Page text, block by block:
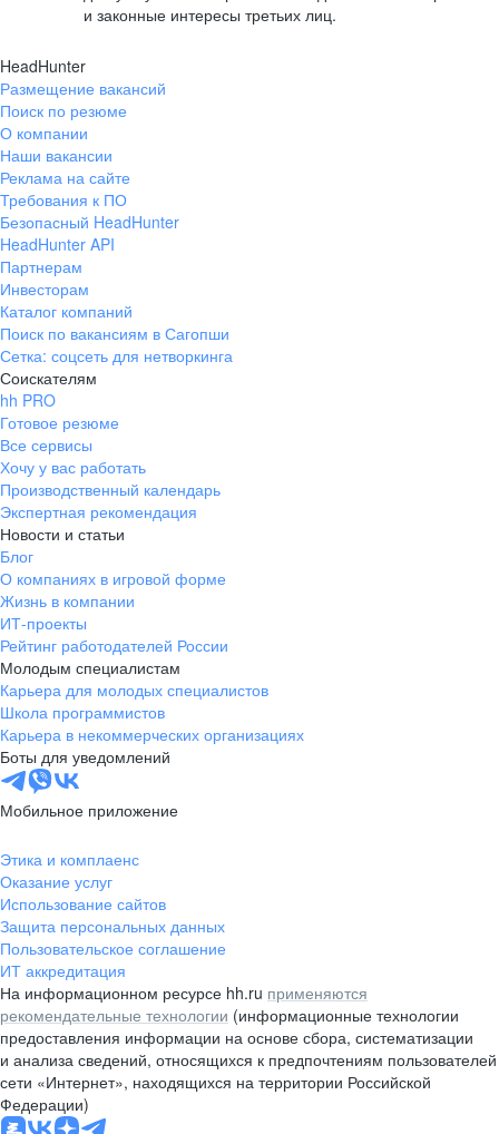
и законные интересы третьих лиц.
HeadHunter
Размещение вакансий
Поиск по резюме
О компании
Наши вакансии
Реклама на сайте
Требования к ПО
Безопасный HeadHunter
HeadHunter API
Партнерам
Инвесторам
Каталог компаний
Поиск по вакансиям в Сагопши
Сетка: соцсеть для нетворкинга
Соискателям
hh PRO
Готовое резюме
Все сервисы
Хочу у вас работать
Производственный календарь
Экспертная рекомендация
Новости и статьи
Блог
О компаниях в игровой форме
Жизнь в компании
ИТ-проекты
Рейтинг работодателей России
Молодым специалистам
Карьера для молодых специалистов
Школа программистов
Карьера в некоммерческих организациях
Боты для уведомлений
Мобильное приложение
Этика и комплаенс
Оказание услуг
Использование сайтов
Защита персональных данных
Пользовательское соглашение
ИТ аккредитация
На информационном ресурсе hh.ru применяются
рекомендательные технологии (информационные технологии
предоставления информации на основе сбора, систематизации
и анализа сведений, относящихся к предпочтениям пользователей
сети «Интернет», находящихся на территории Российской
Федерации)